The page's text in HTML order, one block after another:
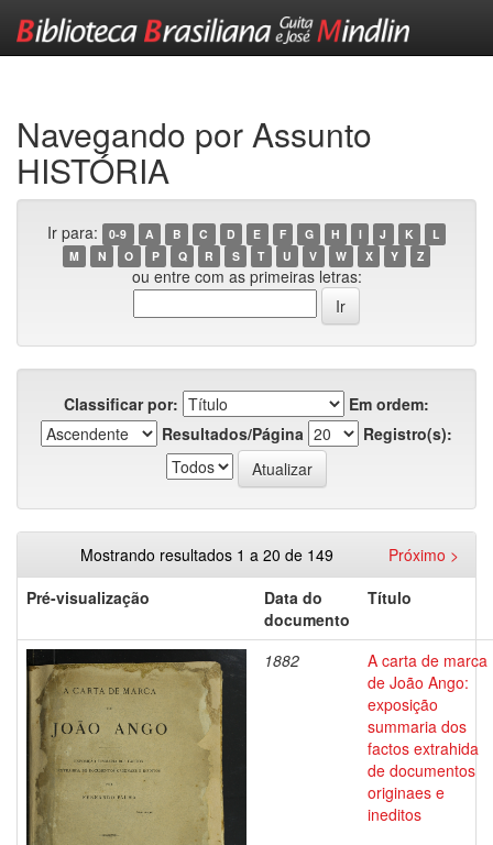
Navegando por Assunto
HISTÓRIA
Ir para: 0-9 A B C D E F G H I J K
L
M
N O P Q R S T U V W X Y Z
ou entre com as primeiras letras:
Classificar por:
Em ordem:
Resultados/Página
Registro(s):
Mostrando resultados 1 a 20 de 149
Próximo >
Pré-visualização
Data do
documento
Título
1882
A carta de marca
de João Ango:
exposição
summaria dos
factos extrahida
de documentos
originaes e
ineditos